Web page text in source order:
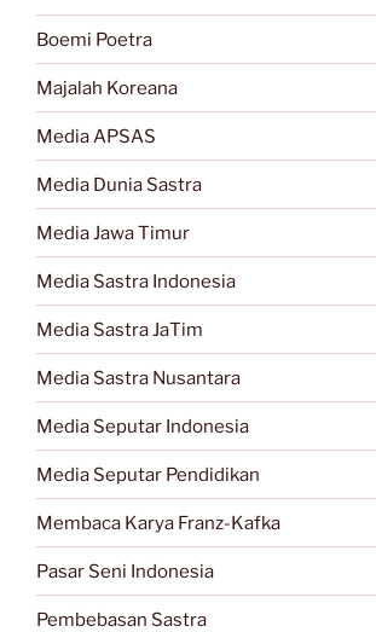
Boemi Poetra
Majalah Koreana
Media APSAS
Media Dunia Sastra
Media Jawa Timur
Media Sastra Indonesia
Media Sastra JaTim
Media Sastra Nusantara
Media Seputar Indonesia
Media Seputar Pendidikan
Membaca Karya Franz-Kafka
Pasar Seni Indonesia
Pembebasan Sastra